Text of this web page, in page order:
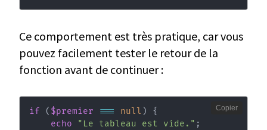
Ce comportement est très pratique, car vous
pouvez facilement tester le retour de la
fonction avant de continuer :
if ( $premier === null )
{
echo
"Le tableau est vide." ;
Copier